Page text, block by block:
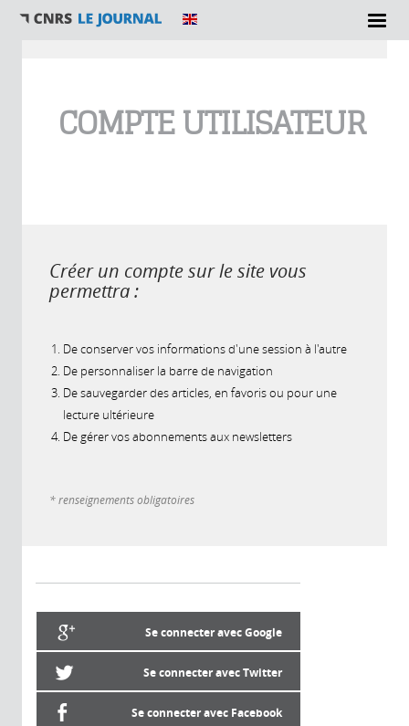
COMPTE UTILISATEUR
Créer un compte sur le site vous
permettra :
De conserver vos informations d'une session à l'autre
De personnaliser la barre de navigation
De sauvegarder des articles, en favoris ou pour une
lecture ultérieure
De gérer vos abonnements aux newsletters
* renseignements obligatoires
Se connecter avec Google
Se connecter avec Twitter
Se connecter avec Facebook